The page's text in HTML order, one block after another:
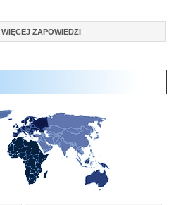
ZAPOWIEDZI